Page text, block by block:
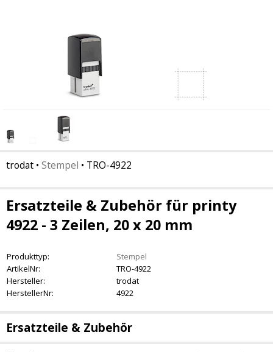
trodat • Stempel • TRO-4922
Ersatzteile & Zubehör für printy
4922 - 3 Zeilen, 20 x 20 mm
Produkttyp:
Stempel
ArtikelNr:
TRO-4922
Hersteller:
trodat
HerstellerNr:
4922
Ersatzteile & Zubehör